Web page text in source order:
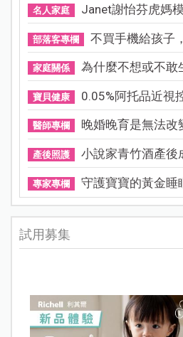
名人家庭 Janet謝怡芬虎媽
部落客專欄 不買手機給孩子
家庭關係 為什麼不想或不敢
寶貝健康 0.05%阿托品近視
醫師專欄 晚婚晚育是無法改
產後照護 小說家青竹酒產後
專家專欄 守護寶寶的黃金睡
試用募集